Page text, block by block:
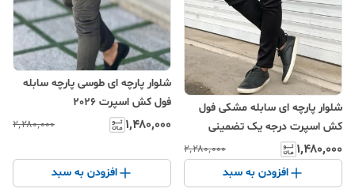
شلوار پارچه ای سابله مشکی فول
کش اسپرت درجه یک تضمینی
۱٬۴۸۰٬۰۰۰ ۲٬۲۸۰٬۰۰۰
افزودن به سبد
شلوار پارچه ای طوسی پارچه سابله
فول کش اسپرت 2026
۱٬۴۸۰٬۰۰۰ ۲٬۲۸۰٬۰۰۰
افزودن به سبد